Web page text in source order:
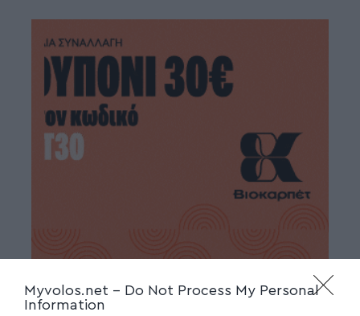
Myvolos.net - Do Not Process My Personal
Information